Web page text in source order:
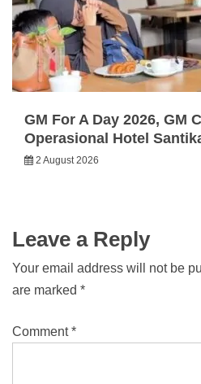
GM For A Day 2026, GM
Operasional Hotel
2 August 2026
Leave a Reply
Your email address will not be
are marked *
Comment*